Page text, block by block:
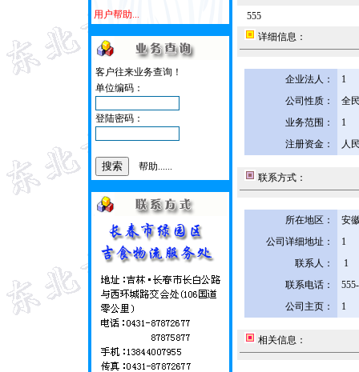
用户帮助...
客户往来业务查询！
单位编码：
登陆密码：
帮助......
555
详细信息：
企业法人：
1
公司性质：
全
业务范围：
1
注册资金：
人
联系方式：
所在地区：
安
公司详细地址：
1
联系人：
1
联系电话：
公司主页：
1
相关信息：